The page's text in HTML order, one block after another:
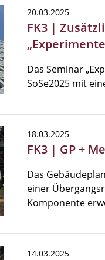
20.03.2025
FK3 |
Das Seminar
SoSe2025 mit
18.03.2025
FK3 | GP +
Das
einer
Komponente
14.03.2025